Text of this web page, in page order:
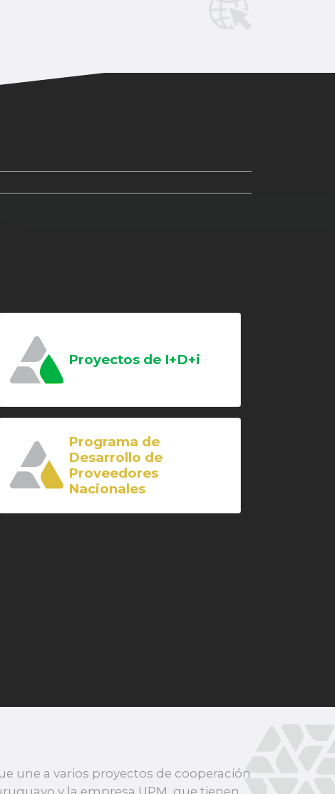
Proyectos de I+D+i
Programa de
Desarrollo de
Proveedores
Nacionales
une a varios proyectos de cooperación